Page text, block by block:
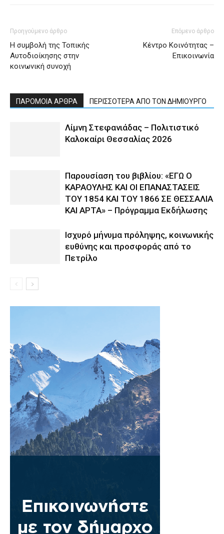
Προηγούμενο άρθρο
Η συμβολή της Τοπικής
Αυτοδιοίκησης στην
κοινωνική συνοχή
Επόμενο άρθρο
Κέντρο Κοινότητας –
Επικοινωνία
ΠΑΡΟΜΟΙΑ ΑΡΘΡΑ ΠΕΡΙΣΣΟΤΕΡΑ ΑΠΟ ΤΟΝ ΔΗΜΙΟΥΡΓΟ
Λίμνη Στεφανιάδας – Πολιτιστικό
Καλοκαίρι Θεσσαλίας 2026
Παρουσίαση του βιβλίου: «ΕΓΩ Ο
ΚΑΡΑΟΥΛΗΣ ΚΑΙ ΟΙ ΕΠΑΝΑΣΤΑΣΕΙΣ
ΤΟΥ 1854 ΚΑΙ ΤΟΥ 1866 ΣΕ ΘΕΣΣΑΛΙΑ
ΚΑΙ ΑΡΤΑ» – Πρόγραμμα Εκδήλωσης
Ισχυρό μήνυμα πρόληψης, κοινωνικής
ευθύνης και προσφοράς από το
Πετρίλο